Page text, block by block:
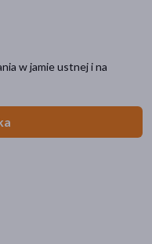
w jamie ustnej i na